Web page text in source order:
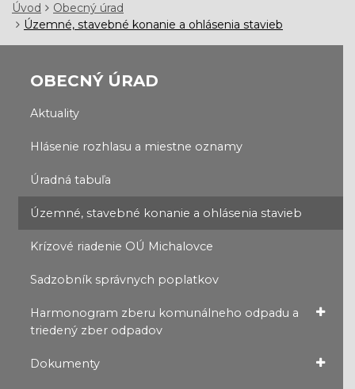
Úvod
Obecný úrad
Územné, stavebné konanie a ohlásenia stavieb
OBECNÝ ÚRAD
Aktuality
Hlásenie rozhlasu a miestne oznamy
Úradná tabuľa
Územné, stavebné konanie a ohlásenia stavieb
Krízové riadenie OÚ Michalovce
Sadzobník správnych poplatkov
Harmonogram zberu komunálneho odpadu a
triedený zber odpadov
Dokumenty